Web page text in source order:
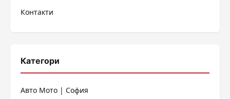
Контакти
Категори
Авто Мото | София